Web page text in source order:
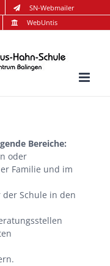
SN-Webmailer
WebUntis
Bereiche:
oder
Familie und im
der Schule in den